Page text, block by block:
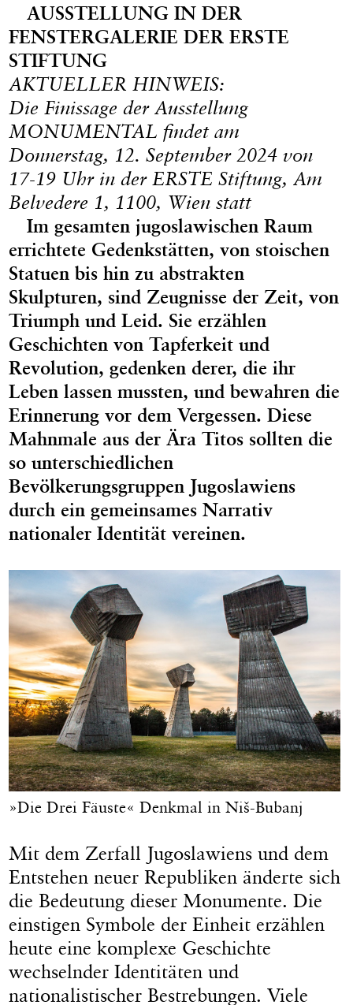
AUSSTELLUNG IN DER
FENSTERGALERIE DER ERSTE
STIFTUNG
AKTUELLER HINWEIS:
Die Finissage der Ausstellung
MONUMENTAL findet am
Donnerstag, 12. September 2024 von
17-19 Uhr in der ERSTE Stiftung, Am
Belvedere 1, 1100, Wien statt
Im gesamten jugoslawischen Raum
errichtete Gedenkstätten, von stoischen
Statuen bis hin zu abstrakten
Skulpturen, sind Zeugnisse der Zeit, von
Triumph und Leid. Sie erzählen
Geschichten von Tapferkeit und
Revolution, gedenken derer, die ihr
Leben lassen mussten, und bewahren die
Erinnerung vor dem Vergessen. Diese
Mahnmale aus der Ära Titos sollten die
so unterschiedlichen
Bevölkerungsgruppen Jugoslawiens
durch ein gemeinsames Narrativ
nationaler Identität vereinen.
»Die Drei Fäuste« Denkmal in Niš-Bubanj
Mit dem Zerfall Jugoslawiens und dem
Entstehen neuer Republiken änderte sich
die Bedeutung dieser Monumente. Die
einstigen Symbole der Einheit erzählen
heute eine komplexe Geschichte
wechselnder Identitäten und
nationalistischer Bestrebungen. Viele